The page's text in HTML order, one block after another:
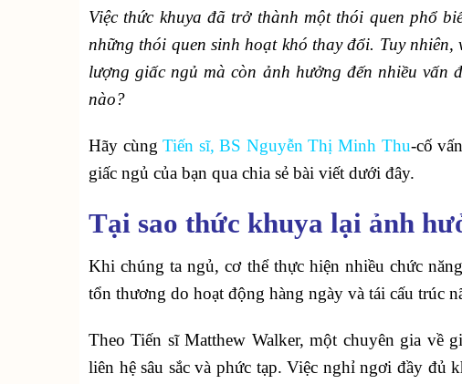
Việc thức khuya đã trở thành một thói quen phổ
những thói quen sinh hoạt khó thay đổi. Tuy
lượng giấc ngủ mà còn ảnh hưởng đến nhiều vấn
nào?
Hãy cùngTiến sĩ, BS Nguyễn Thị Minh Thu-cố
giấc ngủ của bạn qua chia sẻ bài viết dưới đây.
Tại sao thức khuya lại ảnh
Khi chúng ta ngủ, cơ thể thực hiện nhiều chức
tổn thương do hoạt động hàng ngày và tái cấu trúc
Theo Tiến sĩ Matthew Walker, một chuyên gia
liên hệ sâu sắc và phức tạp. Việc nghỉ ngơi đầy